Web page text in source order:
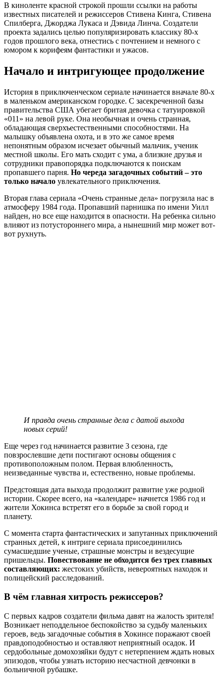
В киноленте красной строкой прошли ссылки на работы
известных писателей и режиссеров Стивена Кинга, Стивена
Спилберга, Джорджа Лукаса и Дэвида Линча. Создатели
проекта задались целью популяризировать классику 80-х
годов прошлого века, отнестись с почтением и немного с
юмором к корифеям фантастики и ужасов.
Начало и интригующее продолжение
История в приключенческом сериале начинается вначале 80-х
в маленьком американском городке. С засекреченной базы
правительства США убегает бритая девочка с татуировкой
«011» на левой руке. Она необычная и очень странная,
обладающая сверхъестественными способностями. На
малышку объявлена охота, и в это же самое время
непонятным образом исчезает обычный мальчик, ученик
местной школы. Его мать сходит с ума, а близкие друзья и
сотрудники правопорядка подключаются к поискам
пропавшего парня. Но череда загадочных событий – это
только начало увлекательного приключения.
Вторая глава сериала «Очень странные дела» погрузила нас в
атмосферу 1984 года. Пропавший парнишка по имени Уилл
найден, но все еще находится в опасности. На ребенка сильно
влияют из потустороннего мира, а нынешний мир может вот-
вот рухнуть.
И правда очень странные дела с датой выхода
новых серий!
Еще через год начинается развитие 3 сезона, где
повзрослевшие дети постигают основы общения с
противоположным полом. Первая влюбленность,
неизведанные чувства и, естественно, новые проблемы.
Предстоящая дата выхода продолжит развитие уже родной
истории. Скорее всего, на «календаре» начнется 1986 год и
жители Хокинса встретят его в борьбе за свой город и
планету.
С момента старта фантастических и запутанных приключений
странных детей, к интриге сериала присоединились
сумасшедшие ученые, страшные монстры и вездесущие
пришельцы. Повествование не обходится без трех главных
составляющих: жестоких убийств, невероятных находок и
полицейский расследований.
В чём главная хитрость режиссеров?
С первых кадров создатели фильма давят на жалость зрителя!
Возникает неподдельное беспокойство за судьбу маленьких
героев, ведь загадочные события в Хокинсе поражают своей
правдоподобностью и оставляют неприятный осадок. И
сердобольные домохозяйки будут с нетерпением ждать новых
эпизодов, чтобы узнать историю несчастной девчонки в
больничной рубашке.